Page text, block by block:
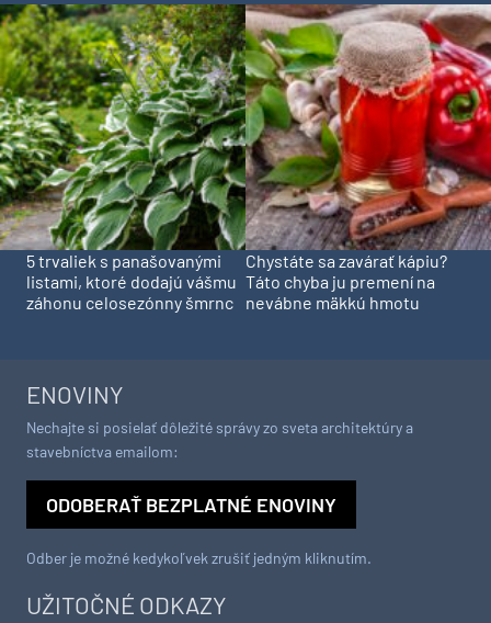
5 trvaliek s panašovanými
listami, ktoré dodajú vášmu
záhonu celosezónny šmrnc
Chystáte sa zavárať kápiu?
Táto chyba ju premení na
nevábne mäkkú hmotu
UŽITOČNÉ ODKAZY
ENOVINY
Nechajte si posielať dôležité správy zo sveta architektúry a
stavebníctva emailom:
ODOBERAŤ BEZPLATNÉ ENOVINY
Odber je možné kedykoľvek zrušiť jedným kliknutím.